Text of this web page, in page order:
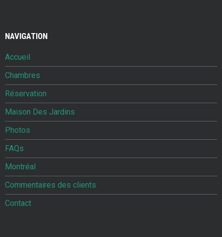
NAVIGATION
Accueil
Chambres
Réservation
Maison Des Jardins
Photos
FAQs
Montréal
Commentaires des clients
Contact